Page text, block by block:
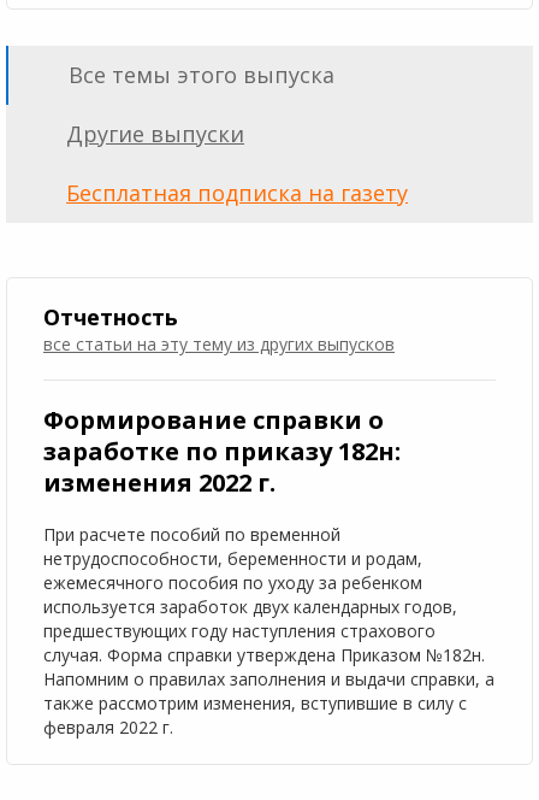
Все темы этого выпуска
Другие выпуски
Бесплатная подписка на газету
Отчетность
все статьи на эту тему из других выпусков
Формирование справки о
заработке по приказу 182н:
изменения 2022 г.
При расчете пособий по временной
нетрудоспособности, беременности и родам,
ежемесячного пособия по уходу за ребенком
используется заработок двух календарных годов,
предшествующих году наступления страхового
случая. Форма справки утверждена Приказом №182н.
Напомним о правилах заполнения и выдачи справки, а
также рассмотрим изменения, вступившие в силу с
февраля 2022 г.